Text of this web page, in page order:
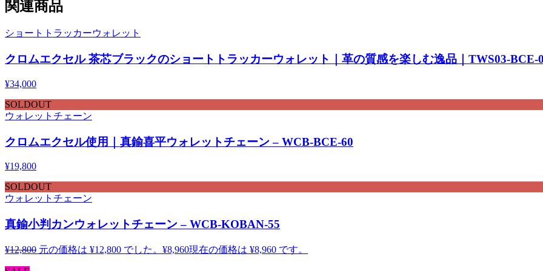
関連商品
ショートトラッカーウォレット
クロムエクセル 茶芯ブラックのショートトラッカーウォレット｜革の質感を楽しむ逸品｜TWS03-BCE-
¥34,000
SOLDOUT
ウォレットチェーン
クロムエクセル使用｜真鍮喜平ウォレットチェーン – WCB-BCE-60
¥19,800
SOLDOUT
ウォレットチェーン
真鍮小判カンウォレットチェーン – WCB-KOBAN-55
¥12,800 元の価格は ¥12,800 でした。 ¥8,960現在の価格は ¥8,960 です。